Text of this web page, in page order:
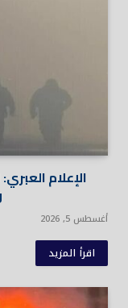
الإعلام
أغسطس 5, 2026
اقرأ المزيد